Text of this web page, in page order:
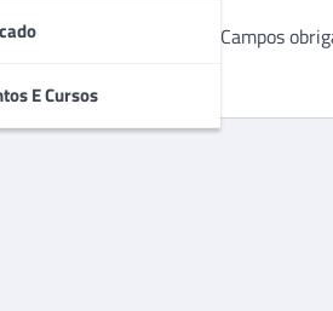
E Cursos
mail não será publicado. Campos